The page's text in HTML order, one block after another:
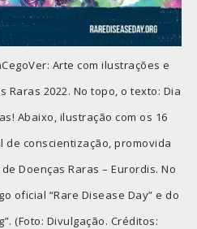
Arte com ilustrações e
Raras 2022. No topo, o texto: Dia
Abaixo, ilustração com os 16
de conscientização, promovida
Doenças Raras – Eurordis. No
oficial “Rare Disease Day” e do
(Foto: Divulgação. Créditos: